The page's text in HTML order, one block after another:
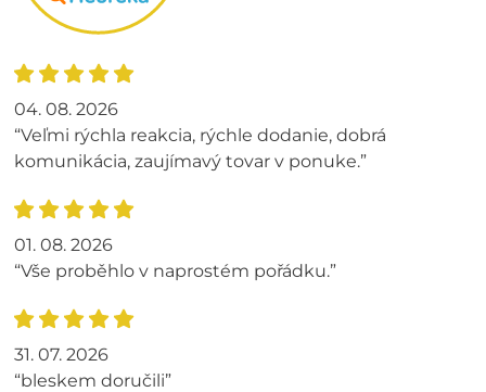
04. 08. 2026
“Veľmi rýchla reakcia, rýchle dodanie, dobrá
komunikácia, zaujímavý tovar v ponuke.”
01. 08. 2026
“Vše proběhlo v naprostém pořádku.”
31. 07. 2026
“bleskem doručili”